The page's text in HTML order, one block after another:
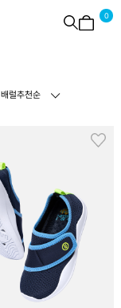
0
배럴추천순